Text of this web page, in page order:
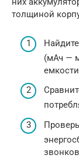
толщиной
(мАч —